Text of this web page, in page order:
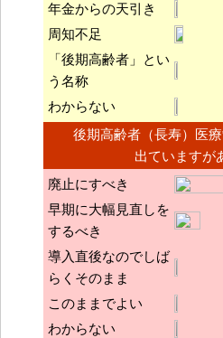
年金からの天引き
周知不足
「後期高齢者」とい
う名称
わからない
後期高齢者（長寿）医
出ていますが
廃止にすべき
早期に大幅見直しを
するべき
導入直後なのでしば
らくそのまま
このままでよい
わからない